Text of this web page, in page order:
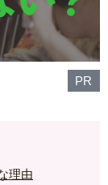
PR
理由